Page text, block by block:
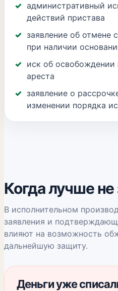
административный
действий пристава
заявление об отмене
при наличии
иск об
ареста
заявление о
изменении порядка
Когда лучше не
В исполнительном
заявления и
влияют на возможность
дальнейшую защиту.
Деньги уже